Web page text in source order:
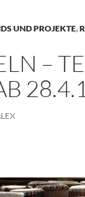
UND PROJEKTE,
–